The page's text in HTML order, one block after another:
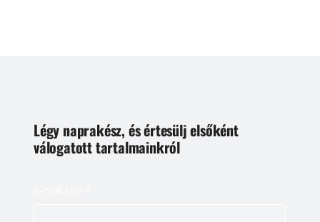
Légy naprakész, és értesülj elsőként
válogatott tartalmainkról